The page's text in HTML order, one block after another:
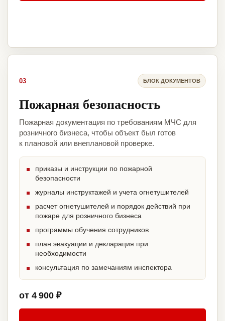
03 БЛОК ДОКУМЕНТОВ
Пожарная безопасность
Пожарная документация по требованиям МЧС для
розничного бизнеса, чтобы объект был готов
к плановой или внеплановой проверке.
приказы и инструкции по пожарной
безопасности
журналы инструктажей и учета огнетушителей
расчет огнетушителей и порядок действий при
пожаре для розничного бизнеса
программы обучения сотрудников
план эвакуации и декларация при
необходимости
консультация по замечаниям инспектора
от 4 900 ₽